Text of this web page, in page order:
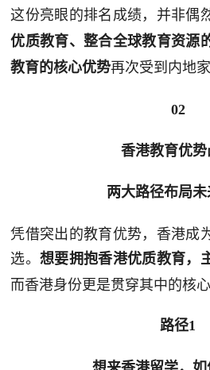
这份亮眼的排名成绩，并非偶
优质教育、整合全球教育资源
教育的核心优势再次受到内地
02
香港教育优势
两大路径布局
凭借突出的教育优势，香港成
选。想要拥抱香港优质教育，
而香港身份更是贯穿其中的核心
路径1